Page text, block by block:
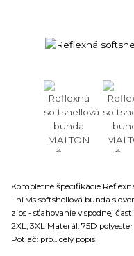
Kompletné špecifikácie
- hi-vis softshellová bunda s
zips - sťahovanie v spodnej
2XL, 3XL Materál: 75D
Potlač: pro... celý popis